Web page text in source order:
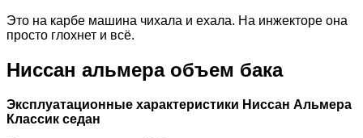
Это на карбе машина чихала и ехала. На инжекторе она
просто глохнет и всё.
Ниссан альмера объем бака
Эксплуатационные характеристики Ниссан Альмера
Классик седан